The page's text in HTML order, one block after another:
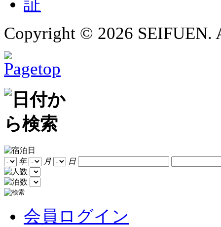
Copyright © 2026 SEIFUEN.
年 月 日
会員ログイン